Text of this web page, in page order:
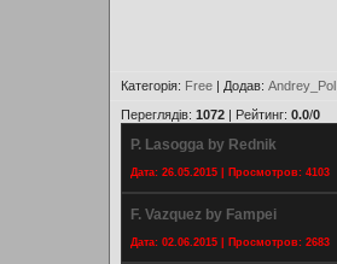
Категорія: Free| Додав: Andrey_Pol
Переглядів: 1072| Рейтинг: 0.0/0
P. Lasogga by Rednik
Дата: 26.05.2015 | Просмотров: 4103
F. Vazquez by Fampei
Дата: 02.06.2015 | Просмотров: 2683